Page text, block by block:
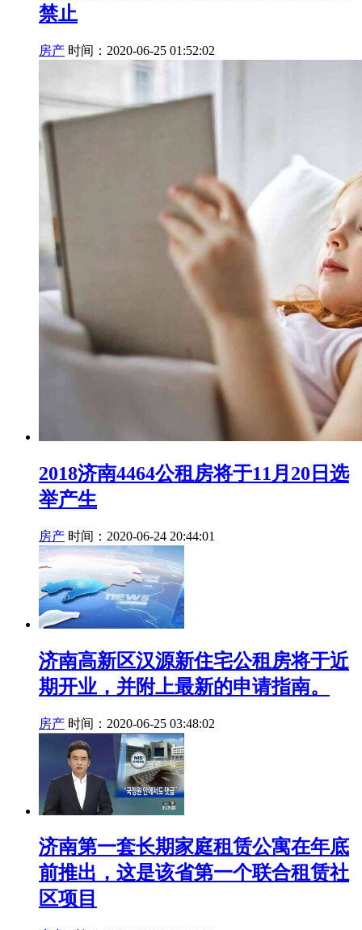
禁止
房产 时间：2020-06-25 01:52:02
2018济南4464公租房将于11月20日选
举产生
房产 时间：2020-06-24 20:44:01
济南高新区汉源新住宅公租房将于近
期开业，并附上最新的申请指南。
房产 时间：2020-06-25 03:48:02
济南第一套长期家庭租赁公寓在年底
前推出，这是该省第一个联合租赁社
区项目